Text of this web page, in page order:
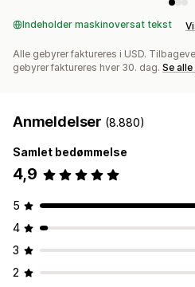
Indeholder maskinoversat tekst
Alle gebyrer faktureres i USD.
gebyrer faktureres hver 30. dag. Se
Anmeldelser (8.880)
Samlet bedømmelse
4,9
5
4
3
2